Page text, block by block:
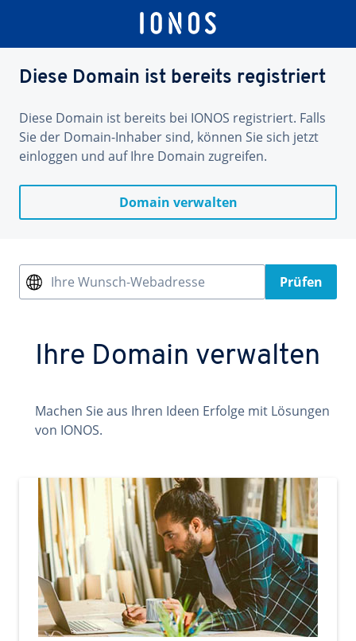
Diese Domain ist bereits registriert
Diese Domain ist bereits bei IONOS registriert. Falls
Sie der Domain-Inhaber sind, können Sie sich jetzt
einloggen und auf Ihre Domain zugreifen.
Domain verwalten
Ihre Wunsch-Webadresse Prüfen
Ihre Domain verwalten
Machen Sie aus Ihren Ideen Erfolge mit Lösungen
von IONOS.